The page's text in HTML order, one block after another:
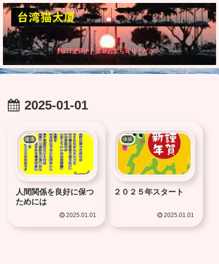
【毎日更新中】是非お立ち寄りください。
2025-01-01
健康
人間関係を良好に保つ
ためには
2025.01.01
体操
２０２５年スタート
2025.01.01